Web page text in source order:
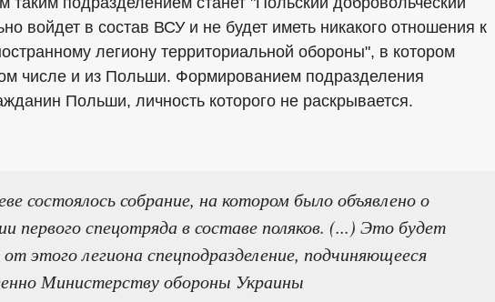
войдет в состав ВСУ и не будет иметь никакого отношения к
легиону территориальной обороны", в котором
числе и из Польши. Формированием подразделения
Польши, личность которого не раскрывается.
состоялось собрание, на котором было объявлено о
первого спецотряда в составе поляков. (...) Это будет
от этого легиона спецподразделение, подчиняющееся
Министерству обороны Украины